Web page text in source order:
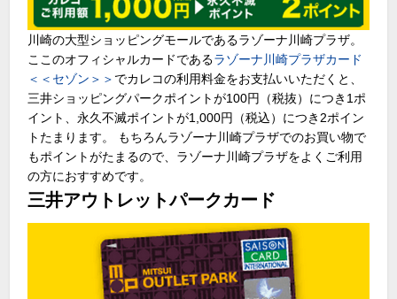
川崎の大型ショッピングモールであるラゾーナ川崎プラザ。
ここのオフィシャルカードであるラゾーナ川崎プラザカード
＜＜セゾン＞＞ でカレコの利用料金をお支払いいただくと、
三井ショッピングパークポイントが100円（税抜）につき1ポ
イント、永久不滅ポイントが1,000円（税込）につき2ポイン
トたまります。 もちろんラゾーナ川崎プラザでのお買い物で
もポイントがたまるので、ラゾーナ川崎プラザをよくご利用
の方におすすめです。
三井アウトレットパークカード